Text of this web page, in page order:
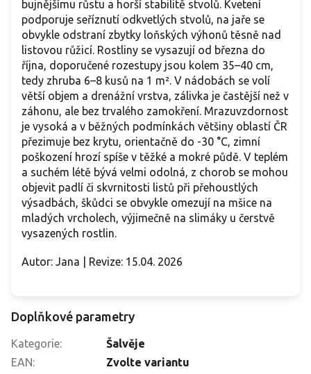
bujnějšímu růstu a horší stabilitě stvolů. Kvetení
podporuje seříznutí odkvetlých stvolů, na jaře se
obvykle odstraní zbytky loňských výhonů těsně nad
listovou růžicí. Rostliny se vysazují od března do
října, doporučené rozestupy jsou kolem 35–40 cm,
tedy zhruba 6–8 kusů na 1 m². V nádobách se volí
větší objem a drenážní vrstva, zálivka je častější než v
záhonu, ale bez trvalého zamokření. Mrazuvzdornost
je vysoká a v běžných podmínkách většiny oblastí ČR
přezimuje bez krytu, orientačně do -30 °C, zimní
poškození hrozí spíše v těžké a mokré půdě. V teplém
a suchém létě bývá velmi odolná, z chorob se mohou
objevit padlí či skvrnitosti listů při přehoustlých
výsadbách, škůdci se obvykle omezují na mšice na
mladých vrcholech, výjimečně na slimáky u čerstvě
vysazených rostlin.
Autor: Jana | Revize: 15.04. 2026
Doplňkové parametry
Kategorie:
Šalvěje
EAN:
Zvolte variantu